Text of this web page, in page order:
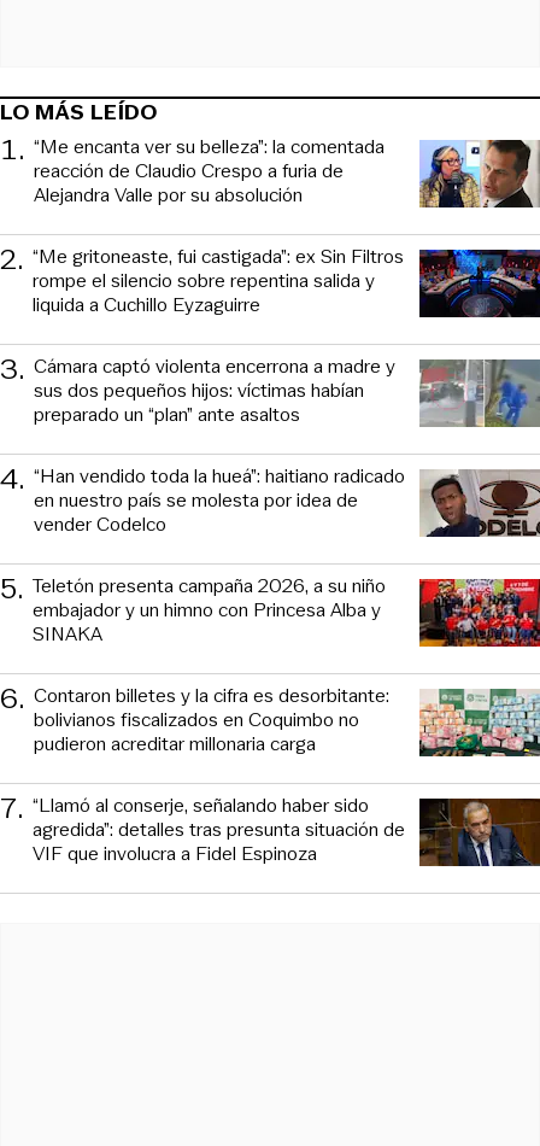
LO MÁS LEÍDO
1. “Me encanta ver su belleza”: la comentada
reacción de Claudio Crespo a furia de
Alejandra Valle por su absolución
2. “Me gritoneaste, fui castigada”: ex Sin Filtros
rompe el silencio sobre repentina salida y
liquida a Cuchillo Eyzaguirre
3. Cámara captó violenta encerrona a madre y
sus dos pequeños hijos: víctimas habían
preparado un “plan” ante asaltos
4. “Han vendido toda la hueá”: haitiano radicado
en nuestro país se molesta por idea de
vender Codelco
5. Teletón presenta campaña 2026, a su niño
embajador y un himno con Princesa Alba y
SINAKA
6. Contaron billetes y la cifra es desorbitante:
bolivianos fiscalizados en Coquimbo no
pudieron acreditar millonaria carga
7. “Llamó al conserje, señalando haber sido
agredida”: detalles tras presunta situación de
VIF que involucra a Fidel Espinoza